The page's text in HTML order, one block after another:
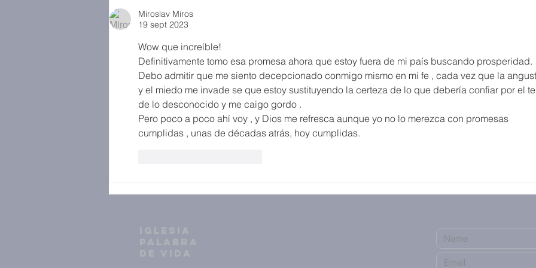
Miroslav Miros
19 sept 2023
Wow que increíble!
Definitivamente tomo esa promesa ahora que estoy fuera de mi país buscando prosperidad.
Debo admitir que me siento decepcionado conmigo mismo en mi fe , cada vez que la
y el miedo me invade se que estoy sustituyendo la certeza de lo que debería confiar por el
de lo desconocido y me caigo gordo .
Pero poco a poco ahí voy , y Dios me refresca aunque yo no lo merezca con promesas
cumplidas , unas de décadas atrás, hoy cumplidas.